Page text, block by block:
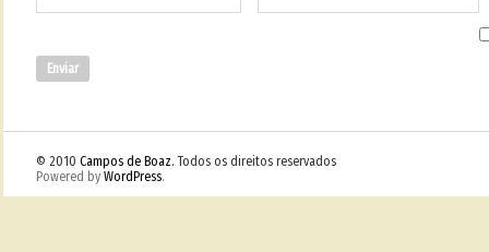
© 2010 Campos de Boaz. Todos os direitos reservados
Powered by WordPress.